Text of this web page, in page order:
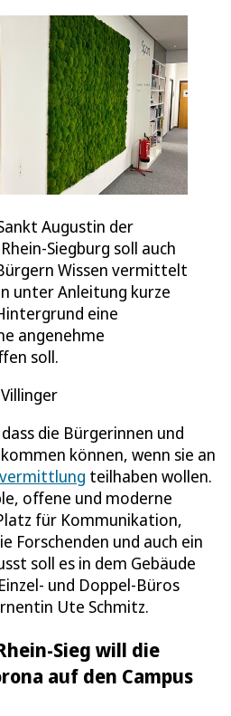
Augustin der
Siegburg soll auch
Wissen vermittelt
unter Anleitung kurze
eine
angenehme
soll.
die Bürgerinnen und
können, wenn sie an
teilhaben wollen.
offene und moderne
für Kommunikation,
Forschenden und auch ein
soll es in dem Gebäude
und Doppel-Büros
Ute Schmitz.
Sieg will die
auf den Campus